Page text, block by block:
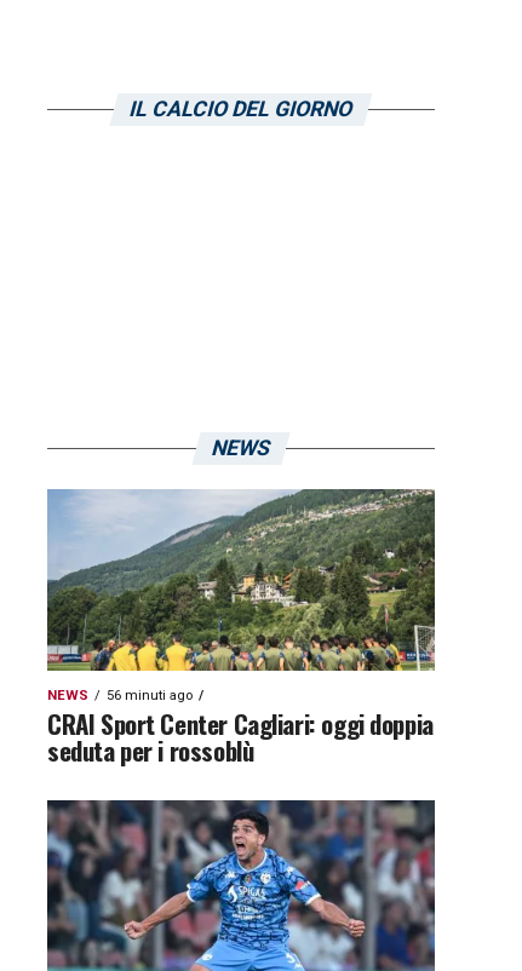
IL CALCIO DEL GIORNO
NEWS
NEWS 56 minuti ago
CRAI Sport Center Cagliari: oggi doppia
seduta per i rossoblù